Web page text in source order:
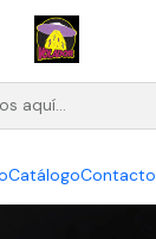
CatálogoContacto
el texto del slide